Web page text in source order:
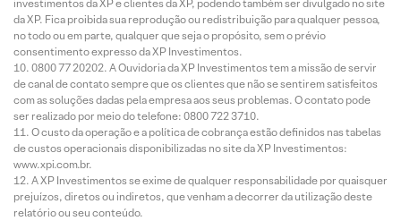
investimentos da XP e clientes da XP, podendo também ser divulgado no site
da XP. Fica proibida sua reprodução ou redistribuição para qualquer pessoa,
no todo ou em parte, qualquer que seja o propósito, sem o prévio
consentimento expresso da XP Investimentos.
0800 77 20202. A Ouvidoria da XP Investimentos tem a missão de servir
de canal de contato sempre que os clientes que não se sentirem satisfeitos
com as soluções dadas pela empresa aos seus problemas. O contato pode
ser realizado por meio do telefone: 0800 722 3710.
O custo da operação e a política de cobrança estão definidos nas tabelas
de custos operacionais disponibilizadas no site da XP Investimentos:
www.xpi.com.br.
A XP Investimentos se exime de qualquer responsabilidade por quaisquer
prejuízos, diretos ou indiretos, que venham a decorrer da utilização deste
relatório ou seu conteúdo.